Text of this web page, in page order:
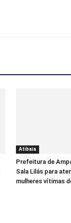
Atibaia
Prefeitura de
Sala Lilás para
mulheres vítimas